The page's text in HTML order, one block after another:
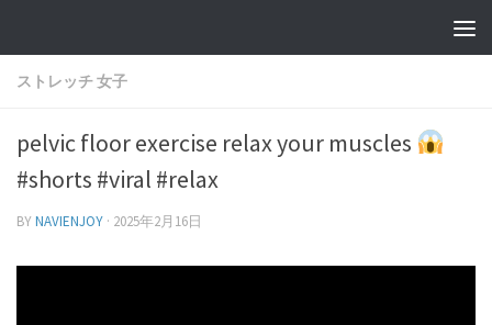
ストレッチ 女子
pelvic floor exercise relax your muscles
#shorts #viral #relax
BYNAVIENJOY · 2025年2月16日